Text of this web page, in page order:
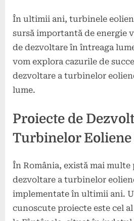
În ultimii ani, turbinele
sursă importantă de energie
de dezvoltare în întreaga
vom explora cazurile de
dezvoltare a turbinelor
lume.
Proiecte de
Turbinelor
În România, există mai multe
dezvoltare a turbinelor
implementate în ultimii ani.
cunoscute proiecte este cel